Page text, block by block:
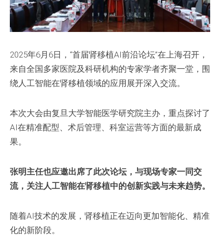
2025年6月6日，“首届肾移植AI前沿论坛”在上海召开，
来自全国多家医院及科研机构的专家学者齐聚一堂，围
绕人工智能在肾移植领域的应用展开深入交流。
本次大会由复旦大学智能医学研究院主办，重点探讨了
AI在精准配型、术后管理、科室运营等方面的最新成
果。
张明主任也应邀出席了此次论坛，与现场专家一同交
流，关注人工智能在肾移植中的创新实践与未来趋势。
随着AI技术的发展，肾移植正在迈向更加智能化、精准
化的新阶段。